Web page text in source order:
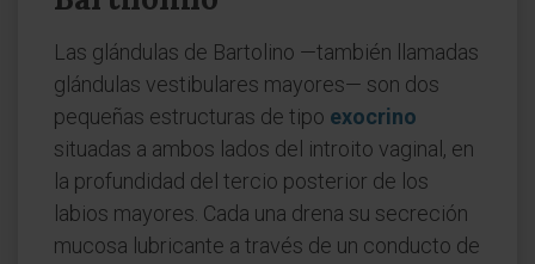
Las glándulas de Bartolino —también llamadas
glándulas vestibulares mayores— son dos
pequeñas estructuras de tipo exocrino
situadas a ambos lados del introito vaginal, en
la profundidad del tercio posterior de los
labios mayores. Cada una drena su secreción
mucosa lubricante a través de un conducto de